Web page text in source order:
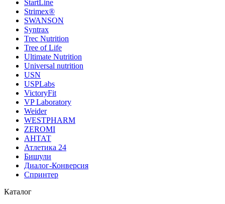
StartLine
Strimex®
SWANSON
Syntrax
Trec Nutrition
Tree of Life
Ultimate Nutrition
Universal nutrition
USN
USPLabs
VictoryFit
VP Laboratory
Weider
WESTPHARM
ZEROMI
АНТАТ
Атлетика 24
Бишули
Диалог-Конверсия
Спринтер
Каталог